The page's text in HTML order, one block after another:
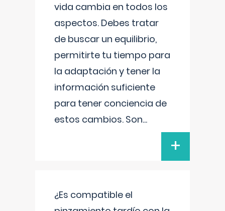
vida cambia en todos los
aspectos. Debes tratar
de buscar un equilibrio,
permitirte tu tiempo para
la adaptación y tener la
información suficiente
para tener conciencia de
estos cambios. Son...
+
¿Es compatible el